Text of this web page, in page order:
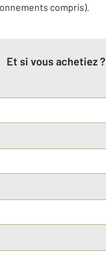
compris).
Et si vous achetiez ?